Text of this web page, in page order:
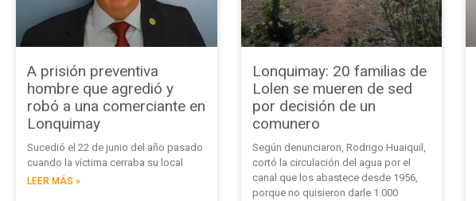
A prisión preventiva
hombre que agredió y
robó a una comerciante en
Lonquimay
Sucedió el 22 de junio del año pasado
cuando la víctima cerraba su local
LEER MÁS »
Lonquimay: 20 familias de
Lolen se mueren de sed
por decisión de un
comunero
Según denunciaron, Rodrigo Huaiquil,
cortó la circulación del agua por el
canal que los abastece desde 1956,
porque no quisieron darle 1.000